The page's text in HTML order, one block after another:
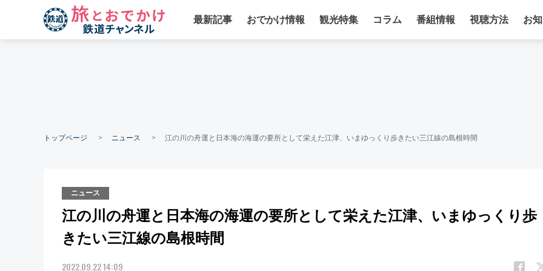
最新記事 おでかけ情報 観光特集 コラム 番組情報 視聴方法 お
トップページ ニュース 江の川の舟運と日本海の海運の要所として栄えた江津、いまゆっくり歩きたい三江線の島根時間
ニュース
江の川の舟運と日本海の海運の要所として栄えた江津、いまゆっくり歩
きたい三江線の島根時間
2022.09.22 14:09